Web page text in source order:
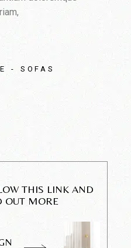
SOFAS
THIS LINK AND
OUT MORE